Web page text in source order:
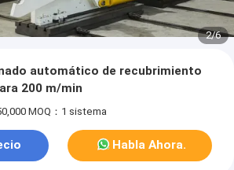
2/6
automático de recubrimiento
200 m/min
MOQ：1 sistema
Habla Ahora.